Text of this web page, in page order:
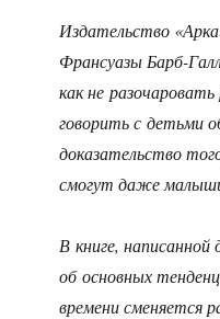
Издательство
Франсуазы Барб-
как не
говорить с детьми
доказательство
смогут даже
В книге, написанной
об основных
времени сменяется